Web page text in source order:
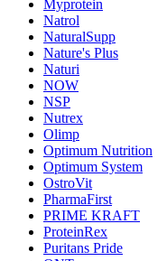
Myprotein
Natrol
NaturalSupp
Nature's Plus
Naturi
NOW
NSP
Nutrex
Olimp
Optimum Nutrition
Optimum System
OstroVit
PharmaFirst
PRIME KRAFT
ProteinRex
Puritans Pride